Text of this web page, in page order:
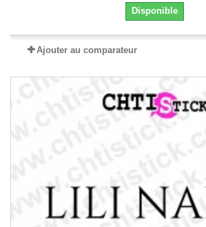
Disponible
Ajouter au comparateur